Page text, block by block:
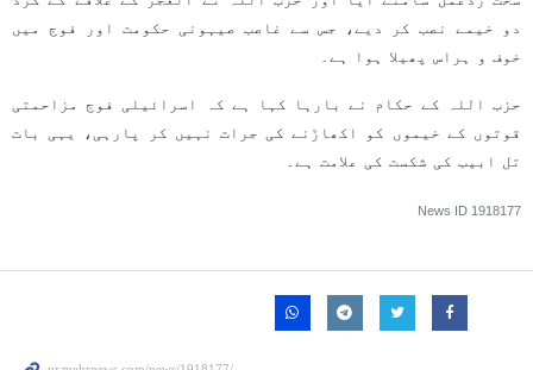
دو خیمے نصب کر دیے، جس سے غاصب صیہونی حکومت اور فوج میں
خوف و ہراس پھیلا ہوا ہے۔
حزب اللہ کے حکام نے بارہا کہا ہے کہ اسرائیلی فوج مزاحمتی
قوتوں کے خیموں کو اکھاڑنے کی جرات نہیں کر پارہی، یہی بات
تل ابیب کی شکست کی علامت ہے۔
News ID 1918177